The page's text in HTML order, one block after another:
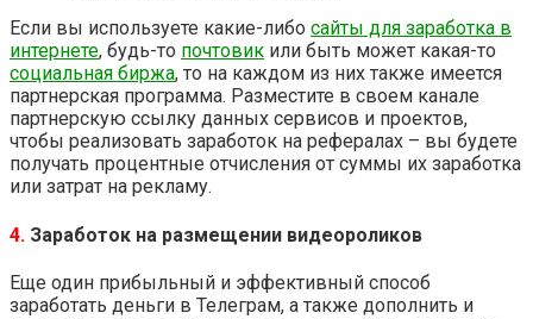
Если вы используете какие-либо сайты для заработка в
интернете, будь-то почтовик или быть может какая-то
социальная биржа, то на каждом из них также имеется
партнерская программа. Разместите в своем канале
партнерскую ссылку данных сервисов и проектов,
чтобы реализовать заработок на рефералах – вы будете
получать процентные отчисления от суммы их заработка
или затрат на рекламу.
4. Заработок на размещении видеороликов
Еще один прибыльный и эффективный способ
заработать деньги в Телеграм, а также дополнить и